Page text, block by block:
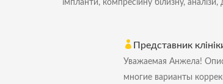
імпланти, компресійну білизну,
Представник
Уважаемая Анжела!
многие варианты